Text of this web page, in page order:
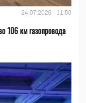
24.07.2026 - 11:50
106 км газопровода